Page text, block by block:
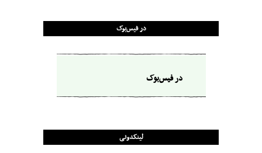
در فیس‌بوک
در فیس‌بوک
لینکدونی